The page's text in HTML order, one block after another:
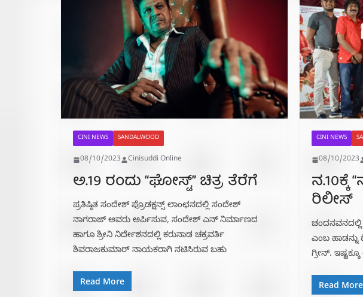
CINI NEWS SANDALWOOD
08/10/2023 Cinisuddi Online
ಅ.19 ರಂದು “ಘೋಸ್ಟ್” ಚಿತ್ರ ತೆರೆಗೆ
ಪ್ರತಿಷ್ಠಿತ ಸಂದೇಶ್ ಪ್ರೊಡಕ್ಷನ್ಸ್ ಲಾಂಛನದಲ್ಲಿ ಸಂದೇಶ್
ನಾಗರಾಜ್ ಅವರು ಅರ್ಪಿಸುವ, ಸಂದೇಶ್ ಎನ್ ನಿರ್ಮಾಣದ
ಹಾಗೂ ಶ್ರೀನಿ ನಿರ್ದೇಶನದಲ್ಲಿ ಕರುನಾಡ ಚಕ್ರವರ್ತಿ
ಶಿವರಾಜಕುಮಾರ್ ನಾಯಕರಾಗಿ ನಟಿಸಿರುವ ಬಹು
Read More
CINI NEWS
08/10/2023
ನ.10ಕ್ಕೆ
ರಿಲೀಸ್
ಚಂದನವನದಲ್ಲಿ
ಎಂಬ
ಗ್ರೀನ್.
Read More